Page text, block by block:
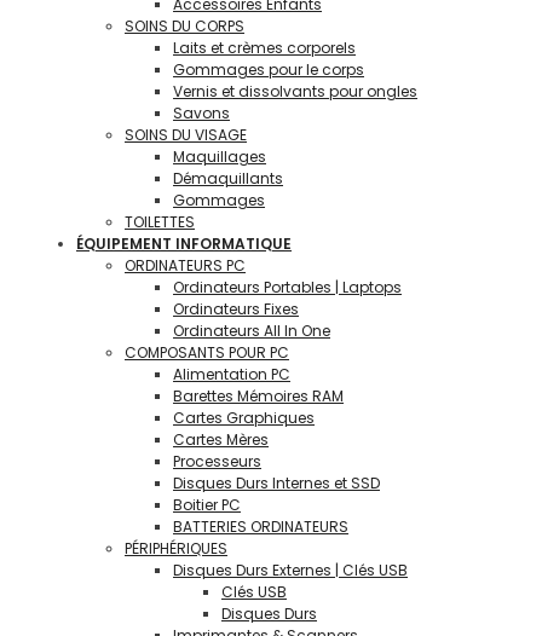
SOINS DU CORPS
Laits et crèmes corporels
Gommages pour le corps
Vernis et dissolvants pour ongles
Savons
SOINS DU VISAGE
Maquillages
Démaquillants
Gommages
TOILETTES
ÉQUIPEMENT INFORMATIQUE
ORDINATEURS PC
Ordinateurs Portables | Laptops
Ordinateurs Fixes
Ordinateurs All In One
COMPOSANTS POUR PC
Alimentation PC
Barettes Mémoires RAM
Cartes Graphiques
Cartes Mères
Processeurs
Disques Durs Internes et SSD
Boitier PC
BATTERIES ORDINATEURS
PÉRIPHÉRIQUES
Disques Durs Externes | Clés USB
Clés USB
Disques Durs